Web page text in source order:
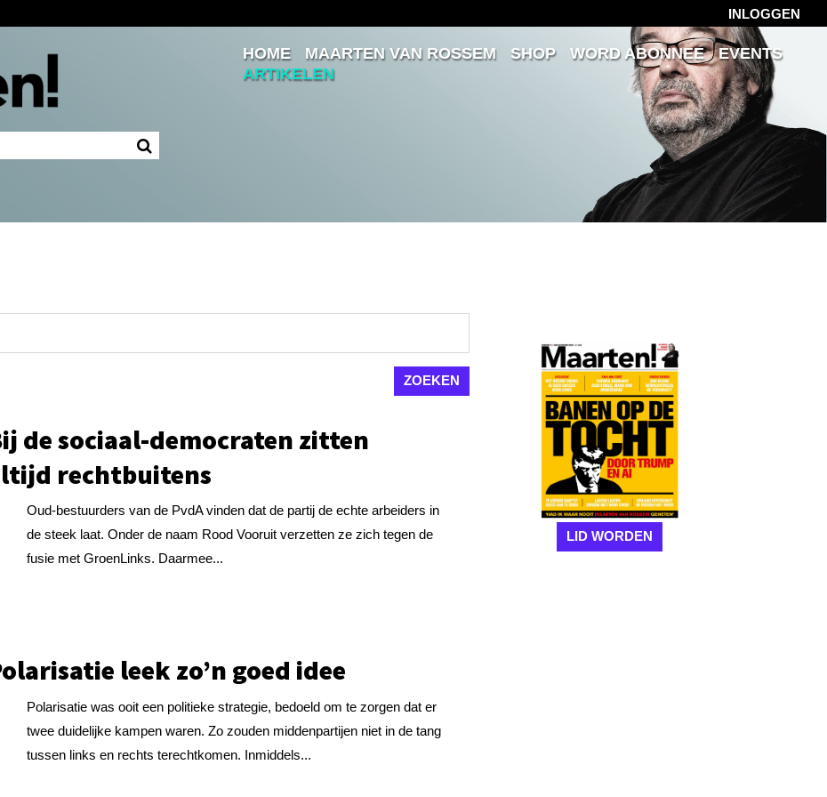
INLOGGEN
Inloggen
Ingelogd blijven
HOME MAARTEN VAN ROSSEM SHOP WORD ABONNEE
EVENTS
ARTIKELEN
de sociaal-democraten zitten
rechtbuitens
Oud-bestuurders van de PvdA vinden dat de partij de echte arbeiders in
de steek laat. Onder de naam Rood Vooruit verzetten ze zich tegen de
fusie met GroenLinks. Daarmee...
leek zo’n goed idee
Polarisatie was ooit een politieke strategie, bedoeld om te zorgen dat er
twee duidelijke kampen waren. Zo zouden middenpartijen niet in de tang
tussen links en rechts terechtkomen. Inmiddels...
LID WORDEN